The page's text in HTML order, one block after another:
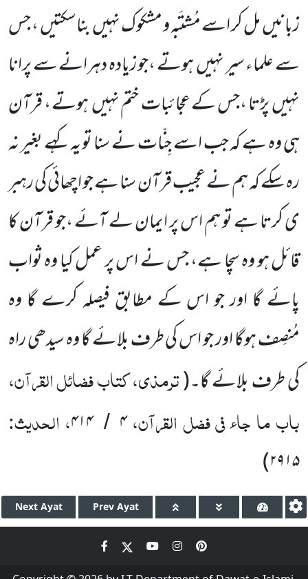
زبانیںمل کر اسے مُشتَبہ و مشکوک نہیںبناسکتیں، جس
سے علماء سیر نہیںہوتے ،جو زیادہ دہرانے سے پرانا
نہیںپڑتا ،جس کے عجائبات ختم نہیںہوتے ، قرآن
ہی وہ ہے کہ جب اسے جِنّات نے سنا تو یہ کہے بغیر نہ
رہ سکے کہ ہم نے عجیب قرآن سنا ہے جو اچھائی کی رہبر
ی کرتا ہے تو ہم اس پر ایمان لے آئے ،جو قرآن کا
قائل ہو وہ سچا ہے، جس نے اس پر عمل کیا وہ ثواب
پائے گا اور جو اس کے مطابق فیصلہ کرے گا وہ
مُنصِف ہوگا اور جو اس کی طرف بلائے گا وہ سیدھی راہ
کی طرف بلائے گا۔(ترمذی، کتاب فضائل القرآن،
باب ما جاء فی فضل القرآن،۴ /۴۱۴، الحدیث:
۲۹۱۵)
Next Ayat Prev Ayat